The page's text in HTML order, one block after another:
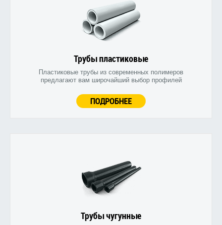
Трубы пластиковые
Пластиковые трубы из современных полимеров
предлагают вам широчайший выбор профилей
ПОДРОБНЕЕ
Трубы чугунные